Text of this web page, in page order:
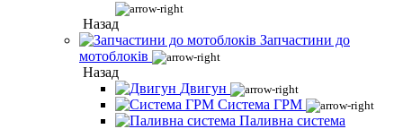
Назад
Запчастини до
мотоблоків
Назад
Двигун
Система ГРМ
Паливна система